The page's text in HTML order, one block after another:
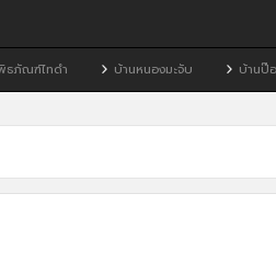
ณฑ์ไทดำ บ้านหนองมะจับ บ้านป๊อก